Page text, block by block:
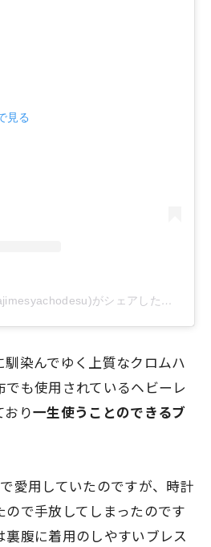
見る
はじめしゃちょー(@hajimesyachodesu)がシェアした投稿
染んでゆく上質なクロムハ
も使用されているヘビーレ
おり一生使うことのできるブ
愛用していたのですが、時計
で手放してしまったのです
腹に着用のしやすいブレス